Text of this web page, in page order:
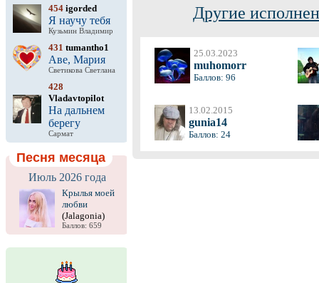
454 igorded
Я научу тебя
Кузьмин Владимир
431 tumantho1
Аве, Мария
Светикова Светлана
428
Vladavtopilot
На дальнем
берегу
Сармат
Песня месяца
Июль 2026 года
Крылья моей
любви
(Jalagonia)
Баллов: 659
Другие
25.03.2023
muhomorr
Баллов: 96
13.02.2015
gunia14
Баллов: 24